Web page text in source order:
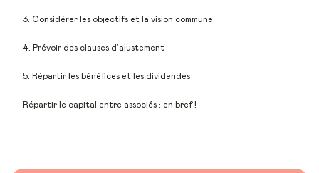
3. Considérer les objectifs et la vision commune
4. Prévoir des clauses d’ajustement
5. Répartir les bénéfices et les dividendes
Répartir le capital entre associés : en bref !